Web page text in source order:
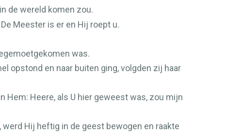
de wereld komen zou.
Meester is er en Hij roept u.
was.
opstond en naar buiten ging, volgden zij haar
Hem: Heere, als U hier geweest was, zou mijn
Hij heftig in de geest bewogen en raakte